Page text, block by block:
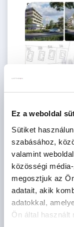
Ez a weboldal
Sütiket
szabásához,
valamint
közösségi
megosztjuk az
adatait, akik
adatokkal,
Ön által használt
56.5 M Ft
41 m2
2
77.9 M Ft
2
3